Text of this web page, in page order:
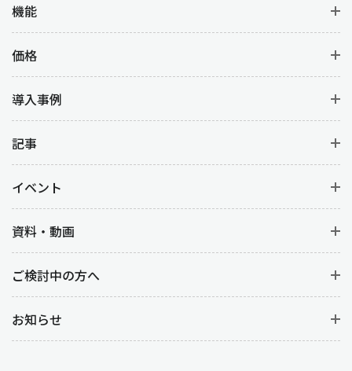
機能
価格
導入事例
記事
イベント
資料・動画
ご検討中の方へ
お知らせ